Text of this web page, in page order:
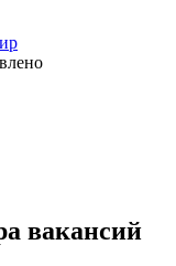
вакансий